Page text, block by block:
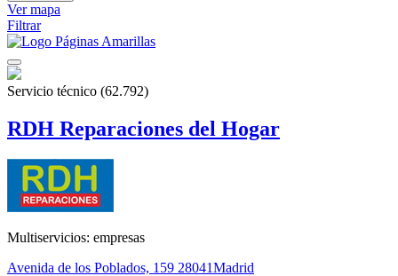
Ver mapa
Filtrar
Servicio técnico (62.792)
RDH Reparaciones del Hogar
Multiservicios: empresas
Avenida de los Poblados, 159 28041Madrid